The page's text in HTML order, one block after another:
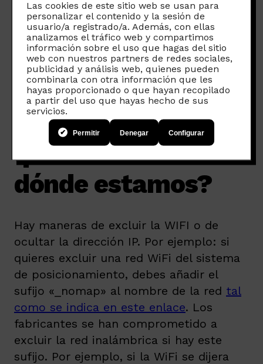
Las cookies de este sitio web se usan para
personalizar el contenido y la sesión de
usuario/a registrado/a. Además, con ellas
analizamos el tráfico web y compartimos
información sobre el uso que hagas del sitio
web con nuestros partners de redes sociales,
publicidad y análisis web, quienes pueden
combinarla con otra información que les
hayas proporcionado o que hayan recopilado
a partir del uso que hayas hecho de sus
servicios.
Permitir Denegar Configurar
historial.Este sistema también sirve
para mejorar las búsquedas en los
mapas, priorizar los resultados de tus
rutas de desplazamiento o crear las
rutas preferidas en función de tus
búsquedas.
Podemos evitar
que conozcan
dónde estamos?
Hay maneras de excluir la WIFI o de
ocultar la dirección IP. Por ejemplo: si
quieres excluir una red WiFi del sistema
de posicionamiento, debes añadir el
sufijo «_nomap» al nombre de la red tal
como se indica en este enlace. Los
fabricantes se han comprometido a
excluir la red inalámbrica si hay este
sufijo. Por ejemplo, si la WiFi se dijera